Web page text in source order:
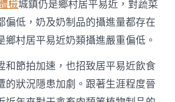
檢城鎮仍是鄉村居平易近，對蔬菜
偏低，奶及奶制品的攝進量都存在
鄉村居平易近奶類攝進嚴重偏低。
和節拍加速，也招致居平易近飲食
的狀況隱患加劇。跟著生涯程度晉